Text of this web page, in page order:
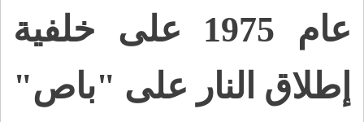
عام 1975 على خلفية
إطلاق النار على "باص"